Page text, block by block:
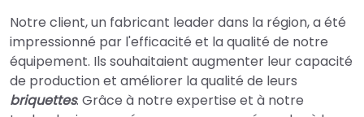
Notre client, un fabricant leader dans la région, a été
impressionné par l'efficacité et la qualité de notre
équipement. Ils souhaitaient augmenter leur capacité
de production et améliorer la qualité de leurs
briquettes. Grâce à notre expertise et à notre